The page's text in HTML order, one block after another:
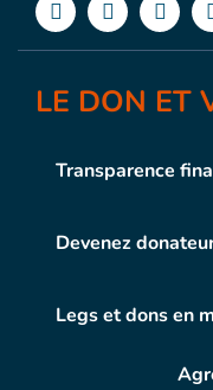
LE DON ET
Transparence
Devenez
Legs et dons en